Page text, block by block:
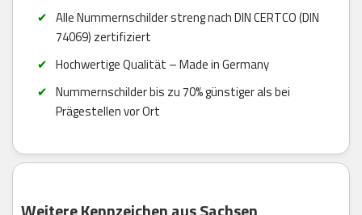
Alle Nummernschilder streng nach DIN CERTCO (DIN
74069) zertifiziert
Hochwertige Qualität – Made in Germany
Nummernschilder bis zu 70% günstiger als bei
Prägestellen vor Ort